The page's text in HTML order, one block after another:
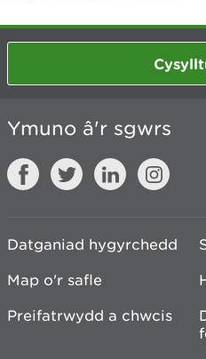
Ymuno â'r sgwrs
Datganiad hygyrchedd
Map o'r safle
Preifatrwydd a chwcis